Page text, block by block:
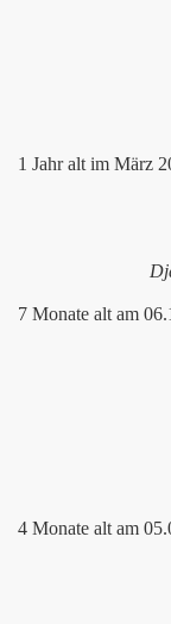
1 Jahr alt im März
7 Monate alt am
4 Monate alt am